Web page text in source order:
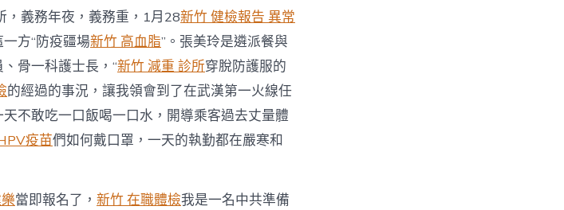
，義務年夜，義務重，1月28新竹 健檢報告 異常
方“防疫疆場新竹 高血脂”。張美玲是遴派餐與
骨一科護士長，“新竹 減重 診所穿脫防護服的
的經過的事況，讓我領會到了在武漢第一火線任
不敢吃一口飯喝一口水，開導乘客過去丈量體
疫苗們如何戴口罩，一天的執勤都在嚴寒和
當即報名了， 新竹 在職體檢我是一名中共準備